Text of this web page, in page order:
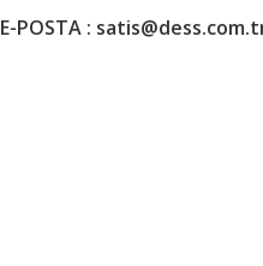
E-POSTA :